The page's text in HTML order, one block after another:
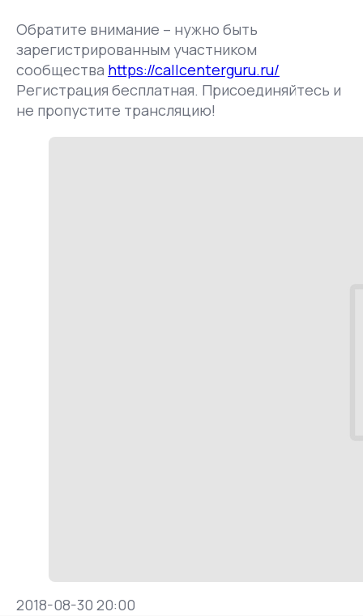
Обратите внимание – нужно быть
зарегистрированным участником
сообщества https://callcenterguru.ru/
Регистрация бесплатная. Присоединяйтесь и
не пропустите трансляцию!
2018-08-30 20:00